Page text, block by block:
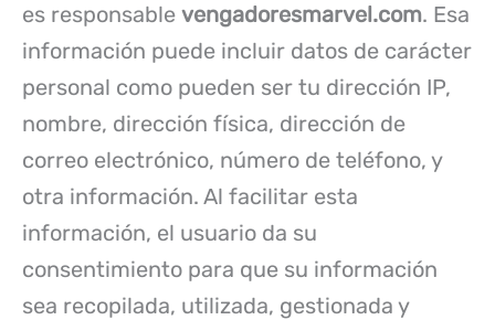
es responsable vengadoresmarvel.com. Esa
información puede incluir datos de carácter
personal como pueden ser tu dirección IP,
nombre, dirección física, dirección de
correo electrónico, número de teléfono, y
otra información. Al facilitar esta
información, el usuario da su
consentimiento para que su información
sea recopilada, utilizada, gestionada y